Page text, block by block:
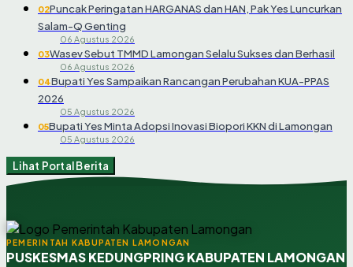
02Puncak Peringatan HARGANAS dan HAN, Pak Yes Luncurkan
Salam-Q Genting
06 Agustus 2026
03Wasev Sebut TMMD Lamongan Selalu Sukses dan Berhasil
06 Agustus 2026
04Bupati Yes Sampaikan Rancangan Perubahan KUA-PPAS
2026
05 Agustus 2026
05Bupati Yes Minta Adopsi Inovasi Biopori KKN di Lamongan
05 Agustus 2026
Lihat Portal Berita
PEMERINTAH KABUPATEN LAMONGAN
PUSKESMAS KEDUNGPRING KABUPATEN LAMONGAN